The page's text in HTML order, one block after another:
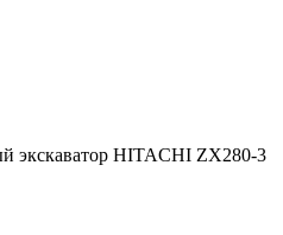
экскаватор HITACHI ZX280-3